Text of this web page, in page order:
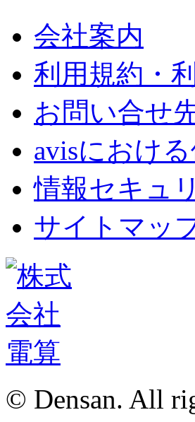
会社案内
利用規約・
お問い合せ
avisにおけ
情報セキュ
サイトマッ
© Densan. All